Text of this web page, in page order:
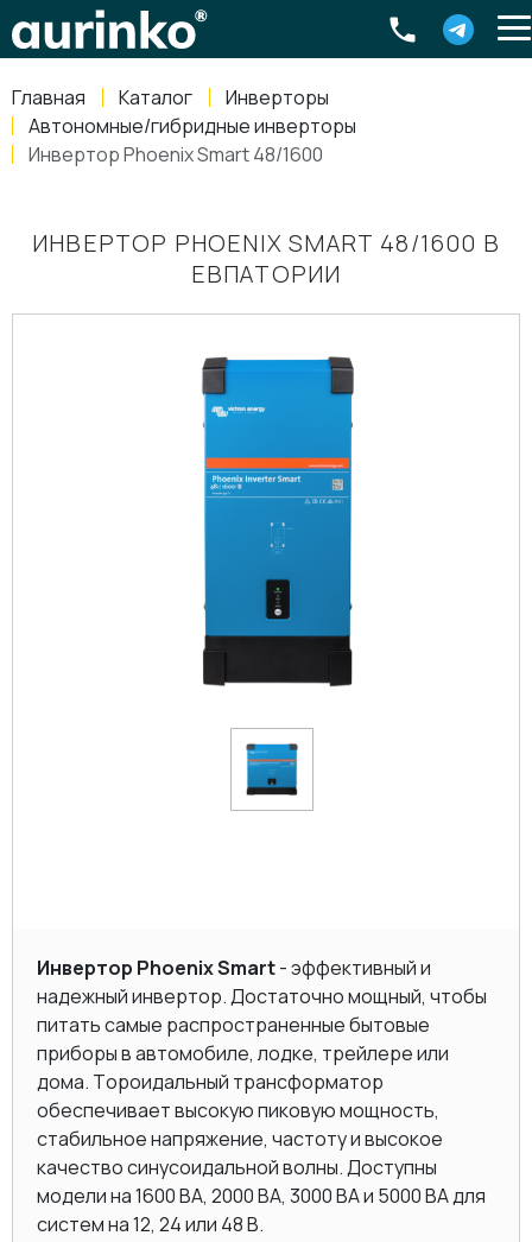
Главная Каталог
Инверторы
Автономные/гибридные инверторы
Инвертор Phoenix Smart 48/1600
ИНВЕРТОР PHOENIX SMART 48/1600 В
ЕВПАТОРИИ
Инвертор Phoenix Smart- эффективный и
надежный инвертор. Достаточно мощный, чтобы
питать самые распространенные бытовые
приборы в автомобиле, лодке, трейлере или
дома. Тороидальный трансформатор
обеспечивает высокую пиковую мощность,
стабильное напряжение, частоту и высокое
качество синусоидальной волны. Доступны
модели на 1600 ВА, 2000 BA, 3000 BA и 5000 ВА для
систем на 12, 24 или 48 В.
Россия, Свердловская область Екатеринбург ,
8-800-770-79-40